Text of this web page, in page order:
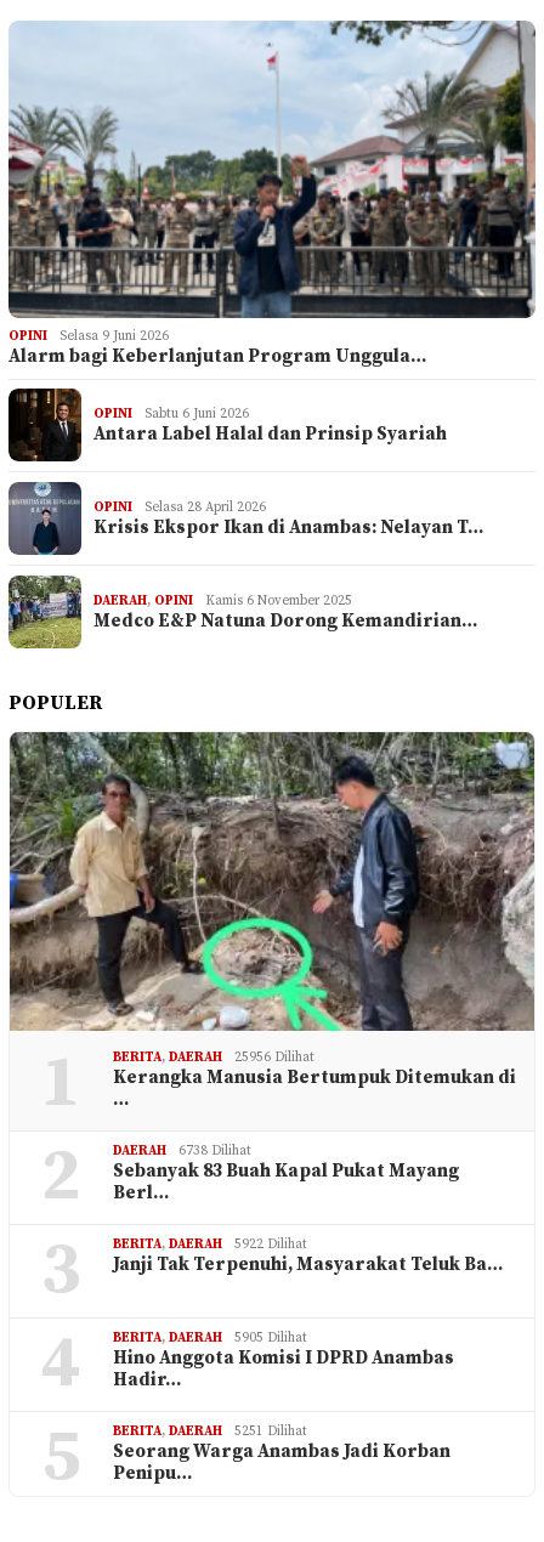
OPINI Selasa 9 Juni 2026
Alarm bagi Keberlanjutan Program Unggula…
OPINI Sabtu 6 Juni 2026
Antara Label Halal dan Prinsip Syariah
OPINI Selasa 28 April 2026
Krisis Ekspor Ikan di Anambas: Nelayan T…
DAERAH, OPINI Kamis 6 November 2025
Medco E&P Natuna Dorong Kemandirian…
POPULER
1 BERITA, DAERAH 25956 Dilihat
Kerangka Manusia Bertumpuk Ditemukan di
…
2 DAERAH 6738 Dilihat
Sebanyak 83 Buah Kapal Pukat Mayang
Berl…
3 BERITA, DAERAH 5922 Dilihat
Janji Tak Terpenuhi, Masyarakat Teluk Ba…
4 BERITA, DAERAH 5905 Dilihat
Hino Anggota Komisi I DPRD Anambas
Hadir…
5 BERITA, DAERAH 5251 Dilihat
Seorang Warga Anambas Jadi Korban
Penipu…